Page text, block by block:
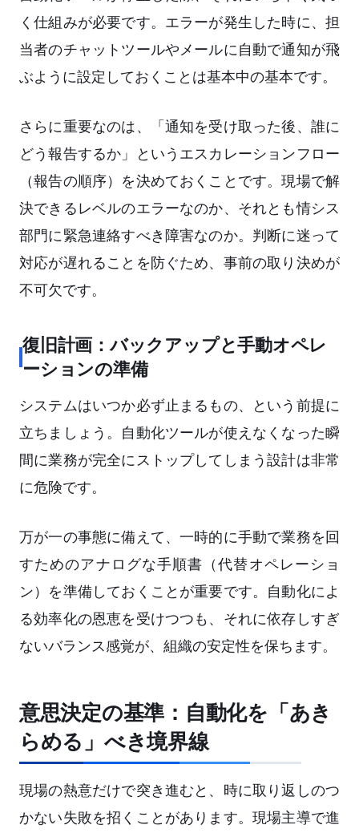
く仕組みが必要です。エラーが発生した時に、担
当者のチャットツールやメールに自動で通知が飛
ぶように設定しておくことは基本中の基本です。
さらに重要なのは、「通知を受け取った後、誰に
どう報告するか」というエスカレーションフロー
（報告の順序）を決めておくことです。現場で解
決できるレベルのエラーなのか、それとも情シス
部門に緊急連絡すべき障害なのか。判断に迷って
対応が遅れることを防ぐため、事前の取り決めが
不可欠です。
復旧計画：バックアップと手動オペレ
ーションの準備
システムはいつか必ず止まるもの、という前提に
立ちましょう。自動化ツールが使えなくなった瞬
間に業務が完全にストップしてしまう設計は非常
に危険です。
万が一の事態に備えて、一時的に手動で業務を回
すためのアナログな手順書（代替オペレーショ
ン）を準備しておくことが重要です。自動化によ
る効率化の恩恵を受けつつも、それに依存しすぎ
ないバランス感覚が、組織の安定性を保ちます。
意思決定の基準：自動化を「あき
らめる」べき境界線
現場の熱意だけで突き進むと、時に取り返しのつ
かない失敗を招くことがあります。現場主導で進